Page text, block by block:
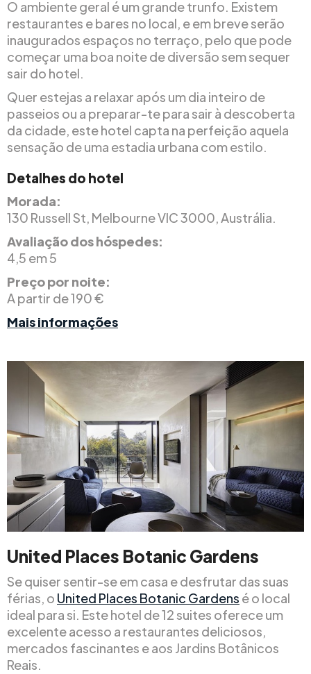
O ambiente geral é um grande trunfo. Existem
restaurantes e bares no local, e em breve serão
inaugurados espaços no terraço, pelo que pode
começar uma boa noite de diversão sem sequer
sair do hotel.
Quer estejas a relaxar após um dia inteiro de
passeios ou a preparar-te para sair à descoberta
da cidade, este hotel capta na perfeição aquela
sensação de uma estadia urbana com estilo.
Detalhes do hotel
Morada:
130 Russell St, Melbourne VIC 3000, Austrália.
Avaliação dos hóspedes:
4,5 em 5
Preço por noite:
A partir de 190 €
Mais informações
United Places Botanic Gardens
Se quiser sentir-se em casa e desfrutar das suas
férias, o United Places Botanic Gardens é o local
ideal para si. Este hotel de 12 suites oferece um
excelente acesso a restaurantes deliciosos,
mercados fascinantes e aos Jardins Botânicos
Reais.